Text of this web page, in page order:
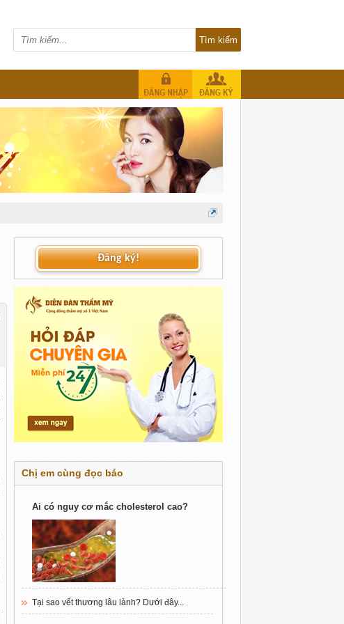
Đăng ký!
Chị em cùng đọc báo
Ai có nguy cơ mắc cholesterol cao?
Tại sao vết thương lâu lành? Dưới đây...